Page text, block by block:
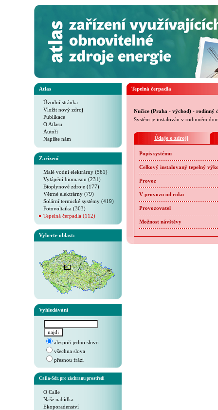
Atlas
Úvodní stránka
Vložit nový zdroj
Publikace
O Atlasu
Autoři
Napište nám
Zařízení
Malé vodní elektrárny (561)
Vytápění biomasou (231)
Bioplynové zdroje (177)
Větrné elektrárny (79)
Solární termické systémy (419)
Fotovoltaika (303)
Tepelná čerpadla (112)
Vyberte oblast:
Vyhledávání
alespoň jedno slovo
všechna slova
přesnou frázi
Calla-Sdr. pro záchranu prostředí
O Calle
Naše nabídka
Ekoporadenství
Tepelná čerpadla
Nučice (Praha - východ) - rodinný
Systém je instalován v rodinném
Údaje o zdroji
Popis systému
Celkový instalovaný tepelný
Provoz
V provozu od roku
Provozovatel
Možnost návštěvy